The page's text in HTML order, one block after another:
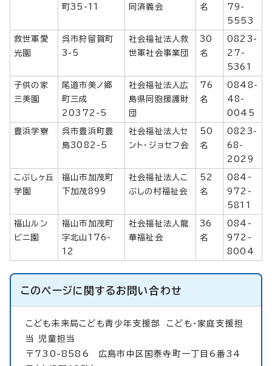
町35-11
同済義会
名
79-
5553
救世軍愛
光園
呉市狩留賀町
3-5
社会福祉法人救
世軍社会事業団
30
名
0823-
27-
5361
子供の家
三美園
尾道市美ノ郷
町三成
20372-5
社会福祉法人広
島県同胞援護財
団
76
名
0848-
48-
0045
豊浜学寮
呉市豊浜町豊
島3082-5
社会福祉法人セ
ント・ジョセフ会
50
名
0823-
68-
2029
こぶしヶ丘
学園
福山市加茂町
下加茂899
社会福祉法人こ
ぶしの村福祉会
52
名
084‐
972-
5811
福山ルン
ビニ園
福山市加茂町
字北山176-
12
社会福祉法人龍
華福祉会
36
名
084-
972-
8004
このページに関するお問い合わせ
こども未来局こども青少年支援部 こども・家庭支援担
当 児童担当
〒730-8586 広島市中区国泰寺町一丁目6番34